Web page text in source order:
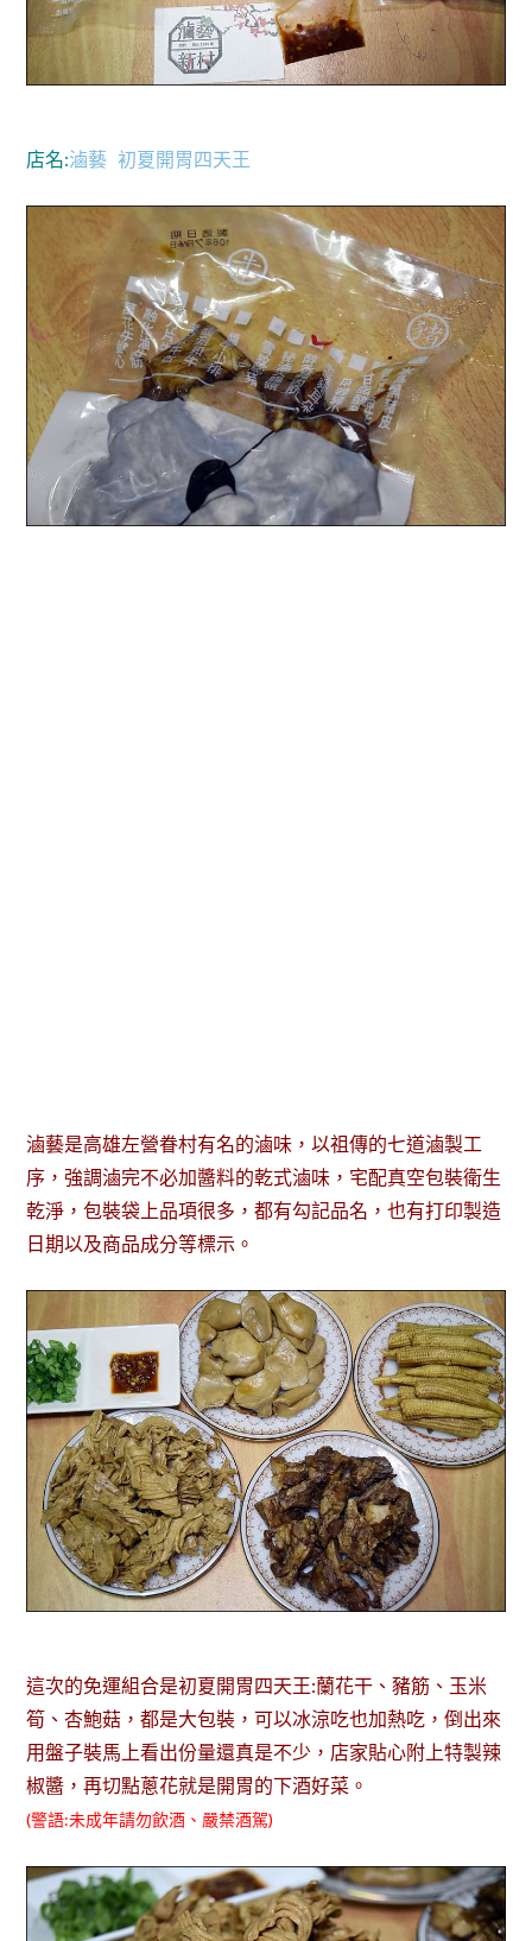
店名:滷藝 初夏開胃四天王
滷藝是高雄左營眷村有名的滷味，以祖傳的七道滷製工
序，強調滷完不必加醬料的乾式滷味，宅配真空包裝衛生
乾淨，包裝袋上品項很多，都有勾記品名，也有打印製造
日期以及商品成分等標示。
這次的免運組合是初夏開胃四天王:蘭花干、豬筋、玉米
筍、杏鮑菇，都是大包裝，可以冰涼吃也加熱吃，倒出來
用盤子裝馬上看出份量還真是不少，店家貼心附上特製辣
椒醬，再切點蔥花就是開胃的下酒好菜。
(警語:未成年請勿飲酒、嚴禁酒駕)